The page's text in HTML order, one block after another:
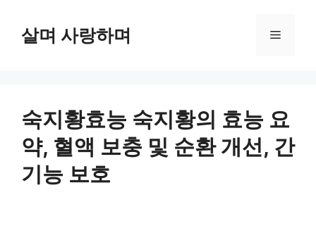
살며 사랑하며 메
숙지황효능 숙지황의 효능 요
약, 혈액 보충 및 순환 개선, 간
기능 보호